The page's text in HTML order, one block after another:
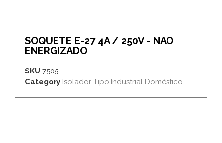
SOQUETE E-27 4A / 250V - NAO
ENERGIZADO
SKU 7505
Category Isolador Tipo Industrial Doméstico